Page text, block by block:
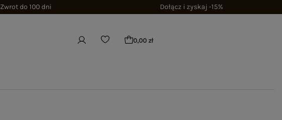
Zwrot do 100 dni Dołącz i zyskaj -15%
0,00 zł